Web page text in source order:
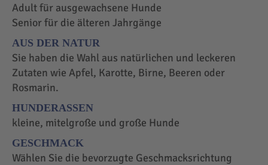
Adult für ausgewachsene Hunde
Senior für die älteren Jahrgänge
AUS DER NATUR
Sie haben die Wahl aus natürlichen und leckeren
Zutaten wie Apfel, Karotte, Birne, Beeren oder
Rosmarin.
HUNDERASSEN
kleine, mitelgroße und große Hunde
GESCHMACK
Wählen Sie die bevorzugte Geschmacksrichtung